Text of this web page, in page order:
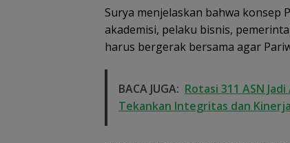
Surya menjelaskan bahwa konsep
akademisi, pelaku bisnis,
harus bergerak bersama agar
BACA JUGA: Rotasi 311 ASN
Tekankan Integritas dan Kinerja